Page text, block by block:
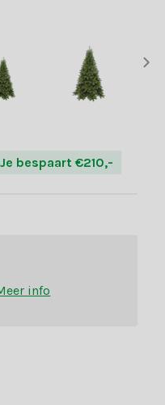
Je bespaart €210,-
info